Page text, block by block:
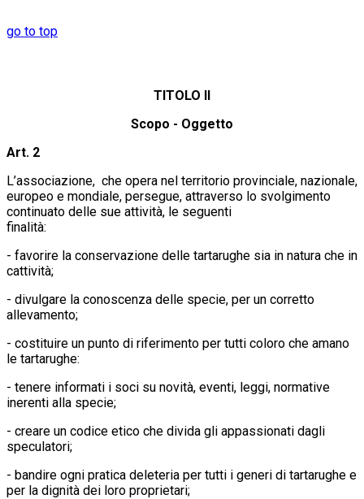
go to top
TITOLO II
Scopo - Oggetto
Art. 2
L’associazione, che opera nel territorio provinciale, nazionale,
europeo e mondiale, persegue, attraverso lo svolgimento
continuato delle sue attività, le seguenti
finalità:
- favorire la conservazione delle tartarughe sia in natura che in
cattività;
- divulgare la conoscenza delle specie, per un corretto
allevamento;
- costituire un punto di riferimento per tutti coloro che amano
le tartarughe:
- tenere informati i soci su novità, eventi, leggi, normative
inerenti alla specie;
- creare un codice etico che divida gli appassionati dagli
speculatori;
- bandire ogni pratica deleteria per tutti i generi di tartarughe e
per la dignità dei loro proprietari;